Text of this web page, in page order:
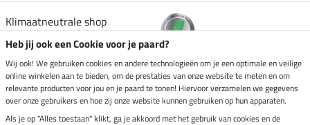
Klimaatneutrale shop
Verzending per
Veilig betalen met
Heb jij ook een Cookie voor je paard?
Wij ook! We gebruiken cookies en andere technologieën om je een optimale en veilige
online winkelen aan te bieden, om de prestaties van onze website te meten en om
relevante producten voor jou en je paard te tonen! Hiervoor verzamelen we gegevens
over onze gebruikers en hoe zij onze website kunnen gebruiken op hun apparaten.
Als je op "Alles toestaan" klikt, ga je akkoord met het gebruik van cookies en de